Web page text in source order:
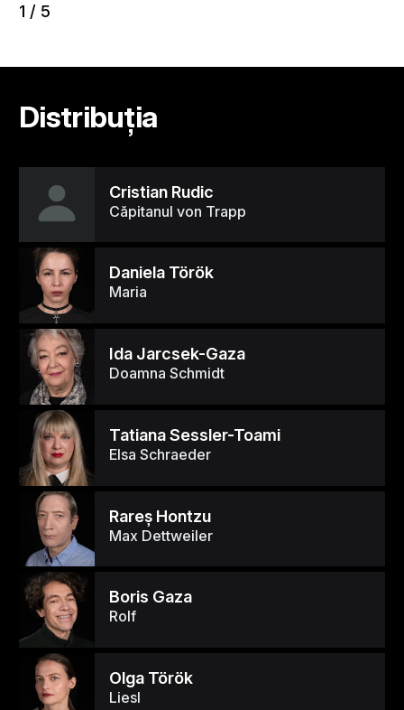
1 / 5
Distribuția
Cristian Rudic
Căpitanul von Trapp
Daniela Török
Maria
Ida Jarcsek-Gaza
Doamna Schmidt
Tatiana Sessler-Toami
Elsa Schraeder
Rareş Hontzu
Max Dettweiler
Boris Gaza
Rolf
Olga Török
Liesl